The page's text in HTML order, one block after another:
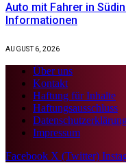
Auto mit Fahrer in
Informationen
AUGUST 6, 2026
Über uns
Kontakt
Haftung für Inhalte
Haftungsausschluss
Impressum
Facebook X (Twitter)